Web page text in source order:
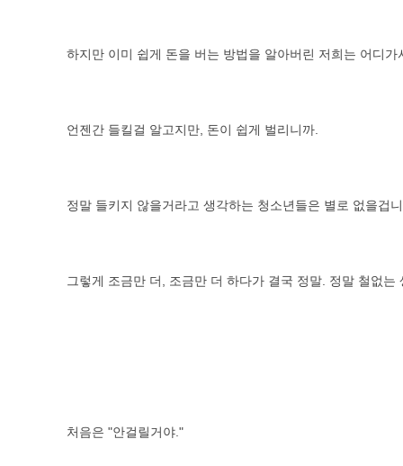
하지만 이미 쉽게 돈을 버는 방법을 알아버린 저희는 어디
언젠간 들킬걸 알고지만, 돈이 쉽게 벌리니까.
정말 들키지 않을거라고 생각하는 청소년들은 별로 없을겁
그렇게 조금만 더, 조금만 더 하다가 결국 정말. 정말 철없는
처음은 "안걸릴거야."